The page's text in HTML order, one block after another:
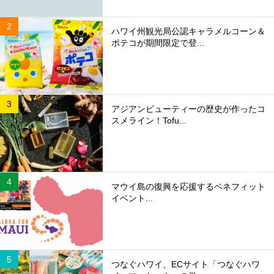
ハワイ州観光局公認キャラメルコーン＆
ポテコが期間限定で登...
アジアンビューティーの歴史が作ったコ
スメライン！Tofu...
マウイ島の復興を応援するベネフィット
イベント...
つなぐハワイ、ECサイト「つなぐハワ